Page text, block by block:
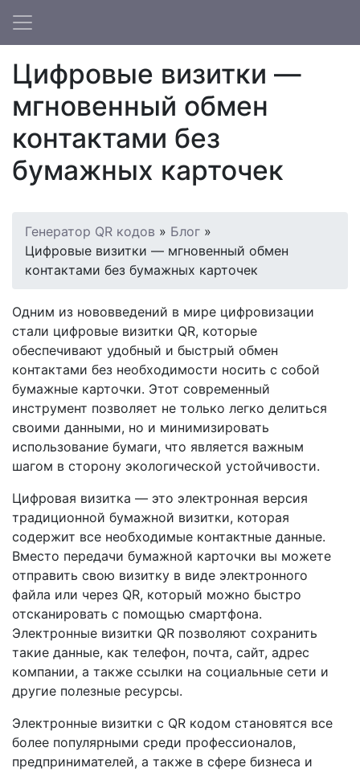
Цифровые визитки —
мгновенный обмен
контактами без
бумажных карточек
Генератор QR кодов » Блог »
Цифровые визитки — мгновенный обмен
контактами без бумажных карточек
Одним из нововведений в мире цифровизации
стали цифровые визитки QR, которые
обеспечивают удобный и быстрый обмен
контактами без необходимости носить с собой
бумажные карточки. Этот современный
инструмент позволяет не только легко делиться
своими данными, но и минимизировать
использование бумаги, что является важным
шагом в сторону экологической устойчивости.
Цифровая визитка — это электронная версия
традиционной бумажной визитки, которая
содержит все необходимые контактные данные.
Вместо передачи бумажной карточки вы можете
отправить свою визитку в виде электронного
файла или через QR, который можно быстро
отсканировать с помощью смартфона.
Электронные визитки QR позволяют сохранить
такие данные, как телефон, почта, сайт, адрес
компании, а также ссылки на социальные сети и
другие полезные ресурсы.
Электронные визитки с QR кодом становятся все
более популярными среди профессионалов,
предпринимателей, а также в сфере бизнеса и